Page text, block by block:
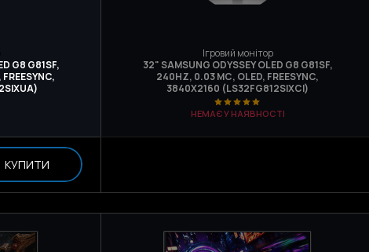
G8 G81SF,
КУПИТИ
Ігровий монітор
32" SAMSUNG ODYSSEY OLED G8 G81SF,
240HZ, 0.03 МС, OLED, FREESYNC,
3840Х2160 (LS32FG812SIXCI)
НЕМАЄ У НАЯВНОСТІ